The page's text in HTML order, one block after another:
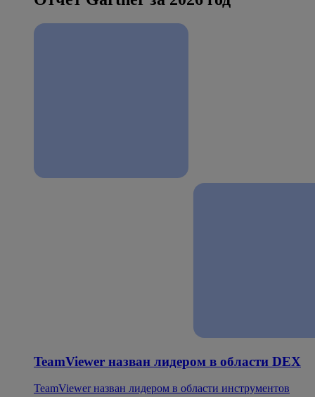
TeamViewer назван лидером в области DEX
TeamViewer назван лидером в области инструментов